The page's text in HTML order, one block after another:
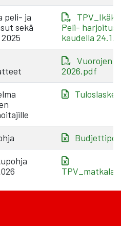
peli- ja
sekä
Peli-
kaudella
Vuorojen
2026.pdf